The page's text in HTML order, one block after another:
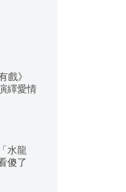
戲》
繹愛情
水龍
傻了